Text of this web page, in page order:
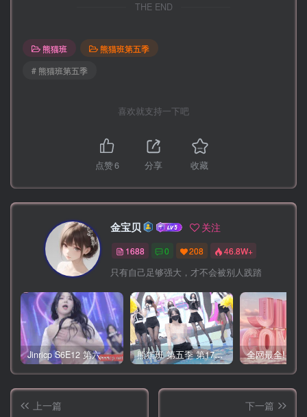
THE END
熊猫班
熊猫班第五季
# 熊猫班第五季
喜欢就支持一下吧
点赞6 分享 收藏
金宝贝 关注
1688 0 208 46.8W+
只有自己足够强大，才不会被别人践踏
Jinricp S6E12 第六季 第12期 营救俘虏战 中英韩简繁字幕 熊猫班 第五季 第17期 最终职级赛&完结
上一篇
下一篇